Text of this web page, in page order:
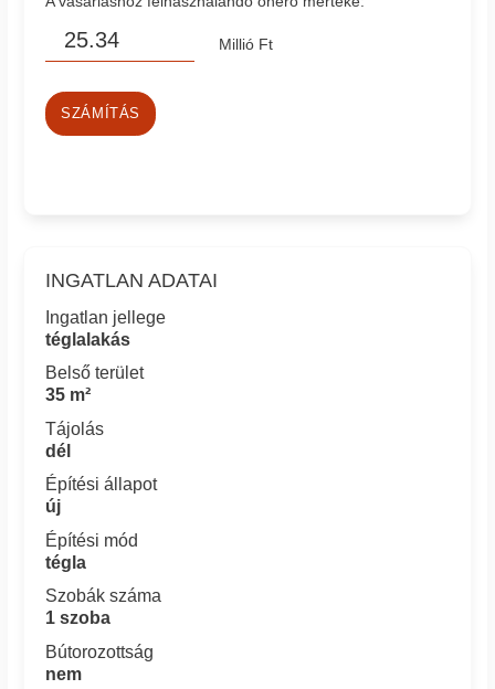
Millió Ft
SZÁMÍTÁS
INGATLAN ADATAI
Ingatlan jellege
téglalakás
Belső terület
35 m²
Tájolás
dél
Építési állapot
új
Építési mód
tégla
Szobák száma
1 szoba
Bútorozottság
nem